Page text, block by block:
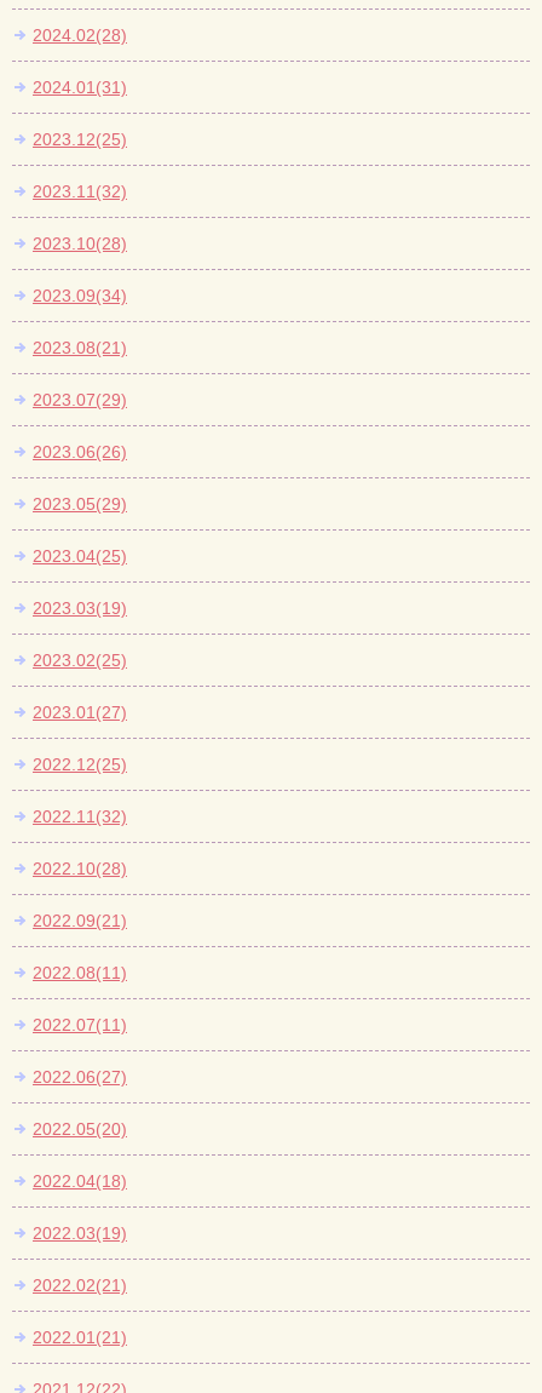
2024.02(28)
2024.01(31)
2023.12(25)
2023.11(32)
2023.10(28)
2023.09(34)
2023.08(21)
2023.07(29)
2023.06(26)
2023.05(29)
2023.04(25)
2023.03(19)
2023.02(25)
2023.01(27)
2022.12(25)
2022.11(32)
2022.10(28)
2022.09(21)
2022.08(11)
2022.07(11)
2022.06(27)
2022.05(20)
2022.04(18)
2022.03(19)
2022.02(21)
2022.01(21)